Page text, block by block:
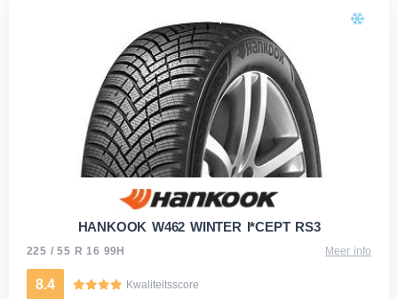
HANKOOK W462 WINTER I*CEPT RS3
225 / 55 R 16 99H Meer info
8.4 Kwaliteitsscore